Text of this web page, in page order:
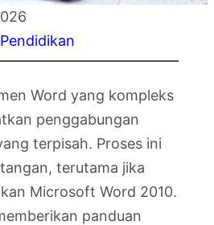
Pendidikan
Word yang kompleks
penggabungan
terpisah. Proses ini
terutama jika
Microsoft Word 2010.
panduan